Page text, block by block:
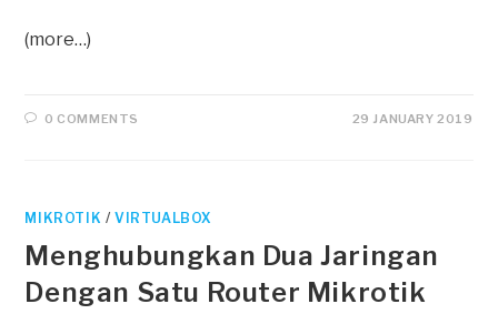
(more…)
0 COMMENTS 29 JANUARY 2019
MIKROTIK /VIRTUALBOX
Menghubungkan Dua Jaringan
Dengan Satu Router Mikrotik